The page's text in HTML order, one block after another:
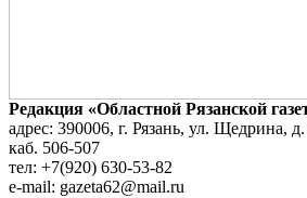
Редакция «Областной Рязанской
адрес: 390006, г. Рязань, ул. Щедрина,
каб. 506-507
тел: +7(920) 630-53-82
e-mail: gazeta62@mail.ru